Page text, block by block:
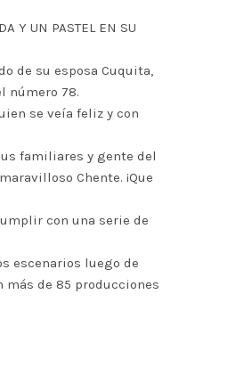
Y UN PASTEL EN SU
de su esposa Cuquita,
número 78.
se veía feliz y con
familiares y gente del
Chente. ¡Que
con una serie de
escenarios luego de
más de 85 producciones